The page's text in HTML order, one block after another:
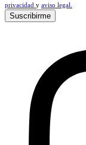
privacidad y aviso legal.
Suscribirme